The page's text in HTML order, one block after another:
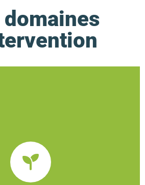
domaines
BASE propose et réalise
à la demande des entreprises et
locales.